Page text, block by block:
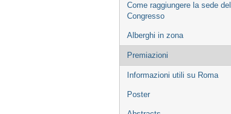
Come raggiungere la sede del
Congresso
Alberghi in zona
Premiazioni
Informazioni utili su Roma
Poster